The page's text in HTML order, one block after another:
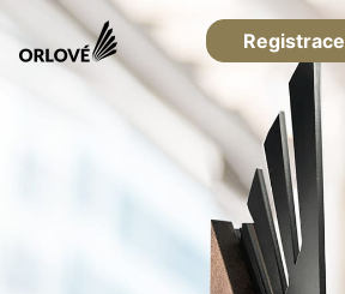
Registrace